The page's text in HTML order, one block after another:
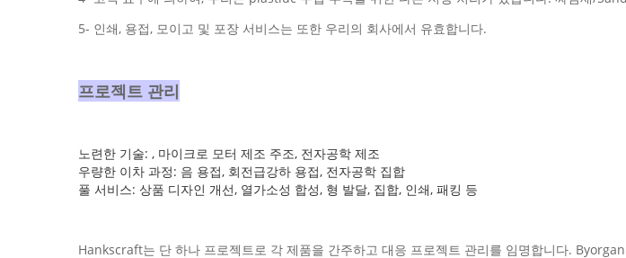
5- 인쇄, 용접, 모이고 및 포장 서비스는 또한 우리의 회사에서 유효합니다.
프로젝트 관리
노련한 기술: , 마이크로 모터 제조 주조, 전자공학 제조
우량한 이차 과정: 음 용접, 회전급강하 용접, 전자공학 집합
풀 서비스: 상품 디자인 개선, 열가소성 합성, 형 발달, 집합, 인쇄, 패킹 등
Hankscraft는 단 하나 프로젝트로 각 제품을 간주하고 대응 프로젝트 관리를 임명합니다.